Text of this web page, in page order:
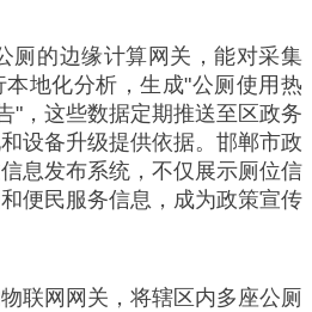
厕的边缘计算网关，能对采集
地化分析，生成"公厕使用热
"，这些数据定期推送至区政务
设备升级提供依据。邯郸市政
息发布系统，不仅展示厕位信
便民服务信息，成为政策宣传
联网网关，将辖区内多座公厕